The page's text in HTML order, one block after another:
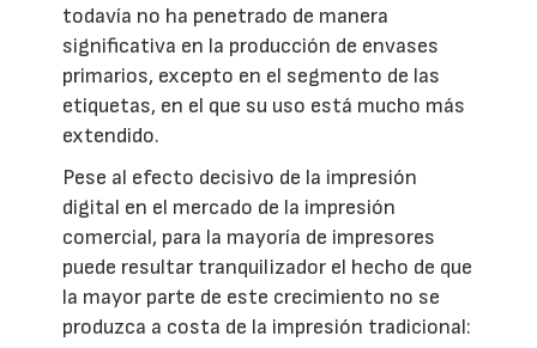
todavía no ha penetrado de manera
significativa en la producción de envases
primarios, excepto en el segmento de las
etiquetas, en el que su uso está mucho más
extendido.
Pese al efecto decisivo de la impresión
digital en el mercado de la impresión
comercial, para la mayoría de impresores
puede resultar tranquilizador el hecho de que
la mayor parte de este crecimiento no se
produzca a costa de la impresión tradicional: